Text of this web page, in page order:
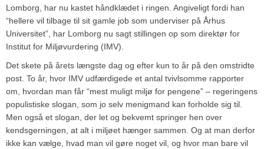
Lomborg, har nu kastet håndklædet i ringen. Angiveligt fordi han
“hellere vil tilbage til sit gamle job som underviser på Århus
Universitet”, har Lomborg nu sagt stillingen op som direktør for
Institut for Miljøvurdering (IMV).
Det skete på årets længste dag og efter kun to år på den omstridte
post. To år, hvor IMV udfærdigede et antal tvivlsomme rapporter
om, hvordan man får “mest muligt miljø for pengene” – regeringens
populistiske slogan, som jo selv menigmand kan forholde sig til.
Men også et slogan, der let og bekvemt springer hen over
kendsgerningen, at alt i miljøet hænger sammen. Og at man derfor
ikke kan vælge, hvad man vil gøre noget vil, og hvor man bare vil